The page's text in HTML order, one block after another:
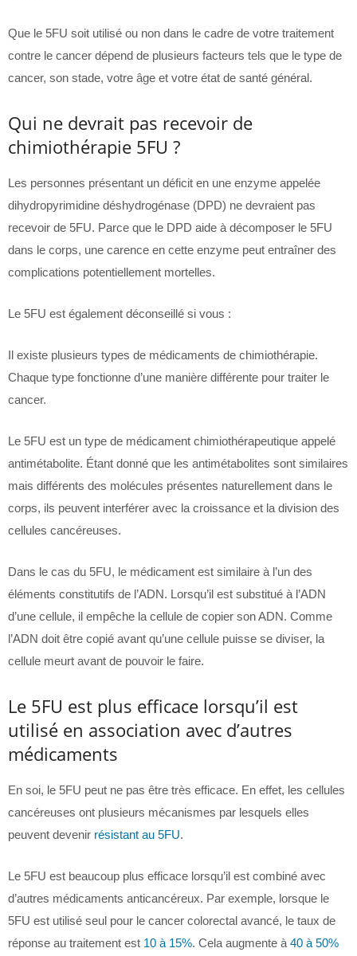
Que le 5FU soit utilisé ou non dans le cadre de votre traitement
contre le cancer dépend de plusieurs facteurs tels que le type de
cancer, son stade, votre âge et votre état de santé général.
Qui ne devrait pas recevoir de
chimiothérapie 5FU ?
Les personnes présentant un déficit en une enzyme appelée
dihydropyrimidine déshydrogénase (DPD) ne devraient pas
recevoir de 5FU. Parce que le DPD aide à décomposer le 5FU
dans le corps, une carence en cette enzyme peut entraîner des
complications potentiellement mortelles.
Le 5FU est également déconseillé si vous :
Il existe plusieurs types de médicaments de chimiothérapie.
Chaque type fonctionne d’une manière différente pour traiter le
cancer.
Le 5FU est un type de médicament chimiothérapeutique appelé
antimétabolite. Étant donné que les antimétabolites sont similaires
mais différents des molécules présentes naturellement dans le
corps, ils peuvent interférer avec la croissance et la division des
cellules cancéreuses.
Dans le cas du 5FU, le médicament est similaire à l’un des
éléments constitutifs de l’ADN. Lorsqu’il est substitué à l’ADN
d’une cellule, il empêche la cellule de copier son ADN. Comme
l’ADN doit être copié avant qu’une cellule puisse se diviser, la
cellule meurt avant de pouvoir le faire.
Le 5FU est plus efficace lorsqu’il est
utilisé en association avec d’autres
médicaments
En soi, le 5FU peut ne pas être très efficace. En effet, les cellules
cancéreuses ont plusieurs mécanismes par lesquels elles
peuvent devenir résistant au 5FU.
Le 5FU est beaucoup plus efficace lorsqu’il est combiné avec
d’autres médicaments anticancéreux. Par exemple, lorsque le
5FU est utilisé seul pour le cancer colorectal avancé, le taux de
réponse au traitement est 10 à 15%. Cela augmente à 40 à 50%